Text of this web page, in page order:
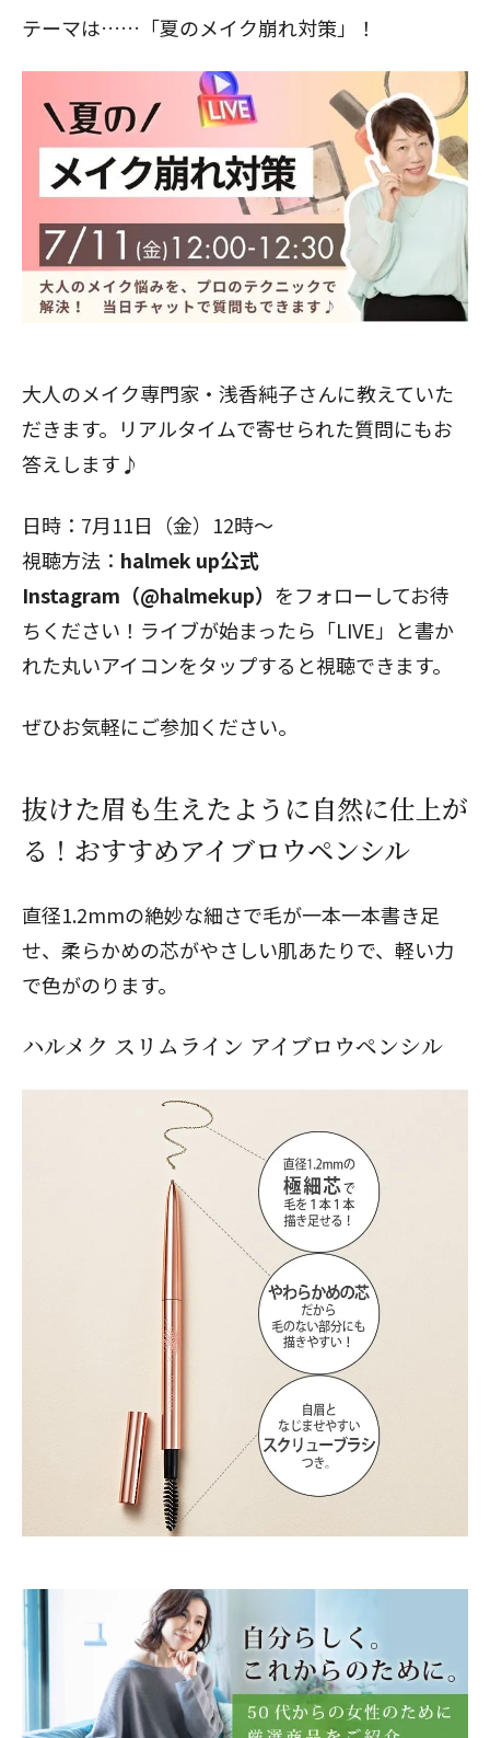
テーマは……「夏のメイク崩れ対策」！
大人のメイク専門家・浅香純子さんに教えていた
だきます。リアルタイムで寄せられた質問にもお
答えします♪
日時：7月11日（金）12時〜
視聴方法： halmek up公式
Instagram（@halmekup） をフォローしてお待
ちください！ライブが始まったら「LIVE」と書か
れた丸いアイコンをタップすると視聴できます。
ぜひお気軽にご参加ください。
抜けた眉も生えたように自然に仕上が
る！おすすめアイブロウペンシル
直径1.2mmの絶妙な細さで毛が一本一本書き足
せ、柔らかめの芯がやさしい肌あたりで、軽い力
で色がのります。
ハルメク スリムライン アイブロウペンシル
閉じる